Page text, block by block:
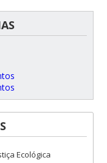
Ecológica